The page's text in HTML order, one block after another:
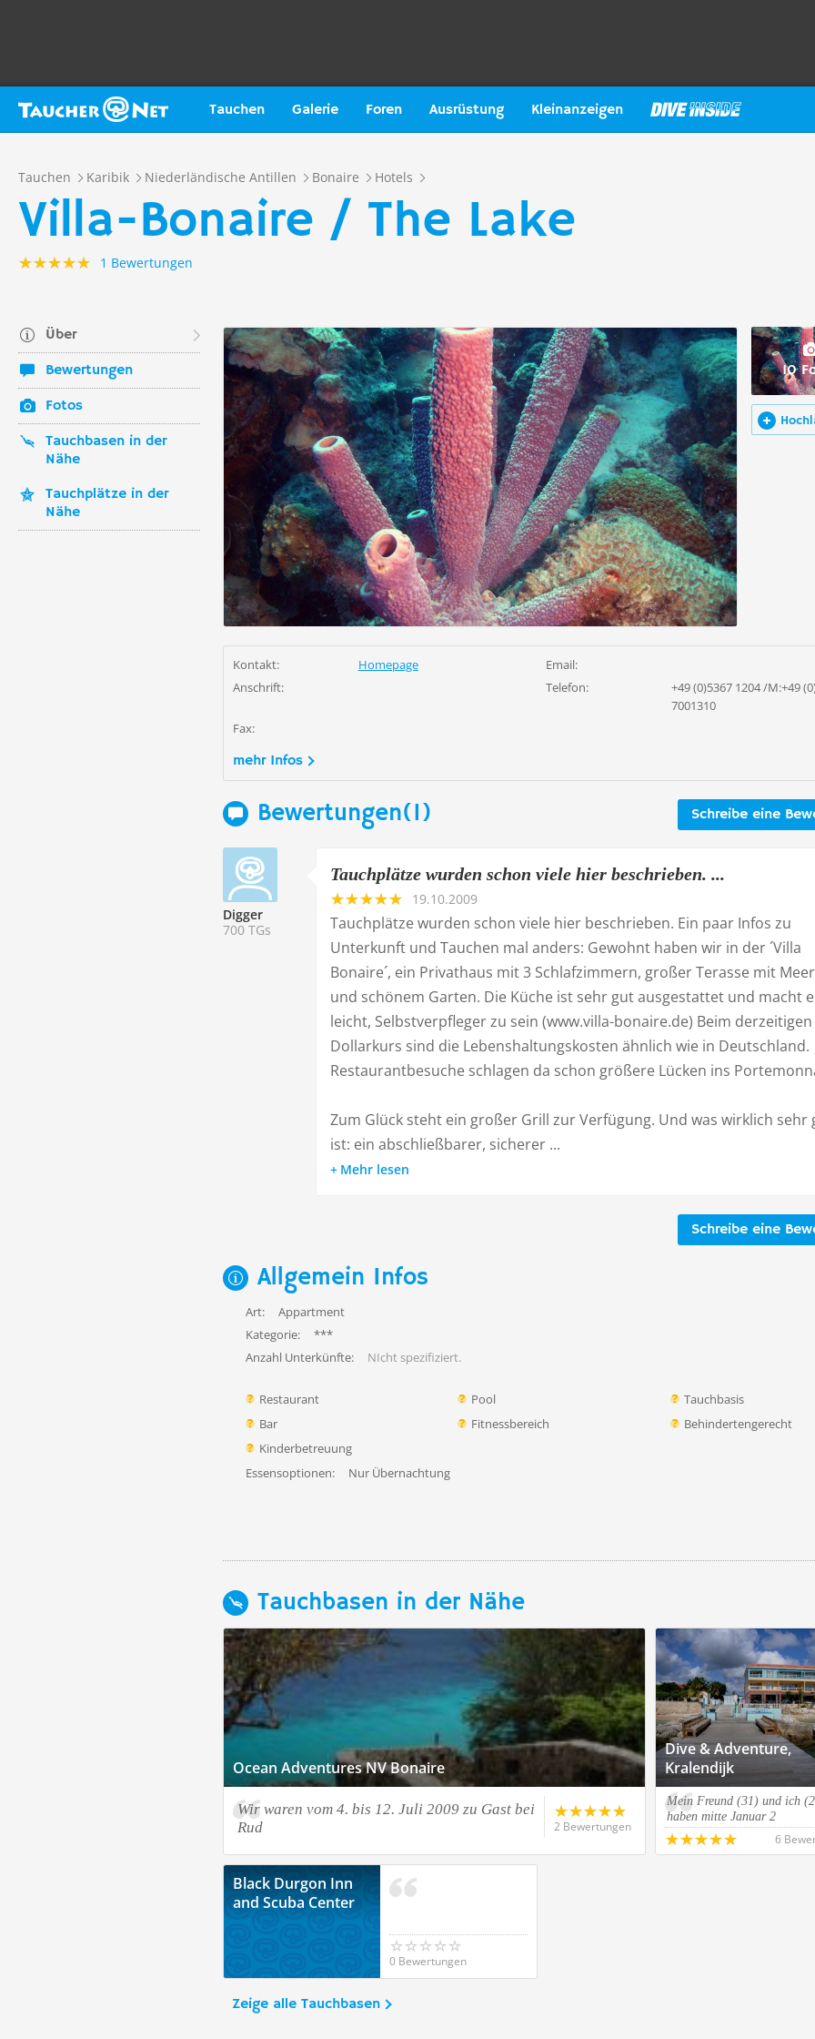
Tauchen Galerie Foren Ausrüstung Kleinanzeigen
Tauchen Karibik Niederländische Antillen Bonaire Hotels
Villa-Bonaire / The Lake
1 Bewertungen
Über
Bewertungen
Fotos
Tauchbasen in der
Nähe
Tauchplätze in der
Nähe
10
Kontakt: Homepage
Email:
Anschrift:
Telefon:
+49 (0)5367 1204 /M:+49
7001310
Fax:
mehr Infos
Schreibe eine
Bewertungen(1)
Digger
700 TGs
Tauchplätze wurden schon viele hier beschrieben. ...
19.10.2009
Tauchplätze wurden schon viele hier beschrieben. Ein paar Infos zu
Unterkunft und Tauchen mal anders: Gewohnt haben wir in der ´Villa
Bonaire´, ein Privathaus mit 3 Schlafzimmern, großer Terasse mit
und schönem Garten. Die Küche ist sehr gut ausgestattet und macht
leicht, Selbstverpfleger zu sein (www.villa-bonaire.de) Beim derzeitigen
Dollarkurs sind die Lebenshaltungskosten ähnlich wie in Deutschland.
Restaurantbesuche schlagen da schon größere Lücken ins
Zum Glück steht ein großer Grill zur Verfügung. Und was wirklich sehr
ist: ein abschließbarer, sicherer ...
Mehr lesen
Schreibe eine
Allgemein Infos
Art:
Appartment
Kategorie:
***
Anzahl Unterkünfte:
NIcht spezifiziert.
Restaurant Pool
Tauchbasis
Bar
Fitnessbereich
Behindertengerecht
Kinderbetreuung
Essensoptionen:
Nur Übernachtung
Tauchbasen in der Nähe
Ocean Adventures NV Bonaire
Wir waren vom 4. bis 12. Juli 2009 zu Gast bei
Rud
2 Bewertungen
Dive & Adventure,
Kralendijk
Mein Freund (31) und ich
haben mitte Januar 2
6
Black Durgon Inn
and Scuba Center
0 Bewertungen
Zeige alle Tauchbasen